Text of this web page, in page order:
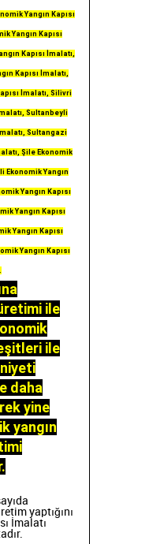
Yangın Kapısı
Yangın Kapısı
Kapısı İmalatı,
Kapısı İmalatı,
İmalatı, Silivri
Sultanbeyli
Sultangazi
Şile Ekonomik
Ekonomik Yangın
Yangın Kapısı
Yangın Kapısı
Yangın Kapısı
Yangın Kapısı
ile
ile
daha
yine
yangın
yaptığını
İmalatı